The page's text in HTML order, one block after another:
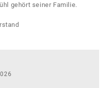
gehört seiner Familie.